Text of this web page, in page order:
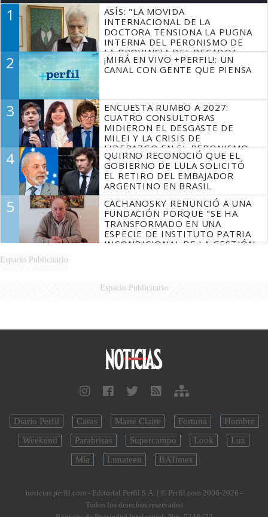
1
ASÍS: "LA MOVIDA
INTERNACIONAL DE LA
DOCTORA TENSIONA LA PUGNA
INTERNA DEL PERONISMO DE
LA PROVINCIA DEL PECADO"
2
¡MIRÁ EN VIVO +PERFIL!: UN
CANAL CON GENTE QUE PIENSA
3
ENCUESTA RUMBO A 2027:
CUATRO CONSULTORAS
MIDIERON EL DESGASTE DE
MILEI Y LA CRISIS DE
LIDERAZGO EN EL PERONISMO
4
QUIRNO RECONOCIÓ QUE EL
GOBIERNO DE LULA SOLICITÓ
EL RETIRO DEL EMBAJADOR
ARGENTINO EN BRASIL
5
CACHANOSKY RENUNCIÓ A UNA
FUNDACIÓN PORQUE "SE HA
TRANSFORMADO EN UNA
ESPECIE DE INSTITUTO PATRIA
INCONDICIONAL DE LA GESTIÓN
Espacio Publicitario
Espacio Publicitario
Diario Perfil Caras Marie Claire Fortuna
Hombre
Weekend
Parabrisas Supercampo Look
Luz
Mía
Lunateen BATimes
noticias.perfil.com - Editorial Perfil S.A. | © Perfil.com 2006-2026 -
Todos los derechos reservados